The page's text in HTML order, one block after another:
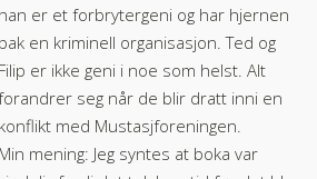
han er et forbrytergeni og har hjernen
bak en kriminell organisasjon. Ted og
Filip er ikke geni i noe som helst. Alt
seg når de blir dratt inni en
konflikt med Mustasjforeningen.
Min mening: Jeg syntes at boka var